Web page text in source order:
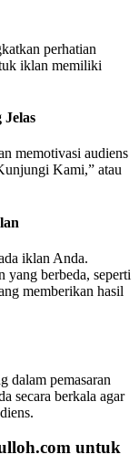
perhatian
iklan memiliki
memotivasi audiens
Kami,” atau
iklan Anda.
yang berbeda, seperti
memberikan hasil
dalam pemasaran
secara berkala agar
untuk